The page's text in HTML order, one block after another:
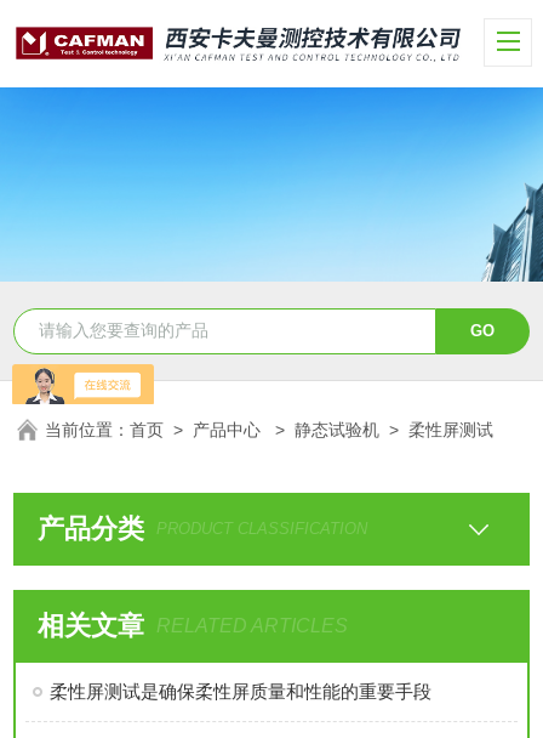
当前位置：首页 > 产品中心 >静态试验机 >柔性屏测试
产品分类 PRODUCT CLASSIFICATION
相关文章 RELATED ARTICLES
柔性屏测试是确保柔性屏质量和性能的重要手段